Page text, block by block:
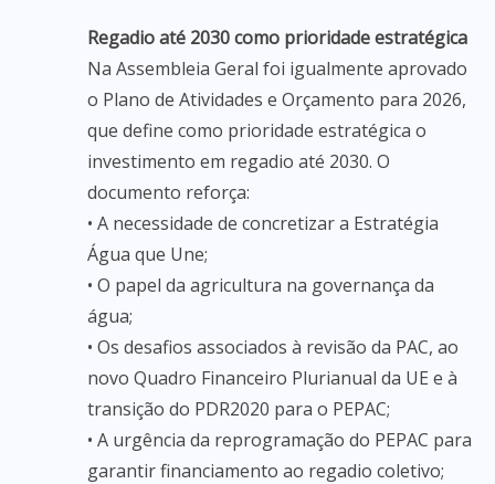
Regadio até 2030 como prioridade estratégica
Na Assembleia Geral foi igualmente aprovado
o Plano de Atividades e Orçamento para 2026,
que define como prioridade estratégica o
investimento em regadio até 2030. O
documento reforça:
• A necessidade de concretizar a Estratégia
Água que Une;
• O papel da agricultura na governança da
água;
• Os desafios associados à revisão da PAC, ao
novo Quadro Financeiro Plurianual da UE e à
transição do PDR2020 para o PEPAC;
• A urgência da reprogramação do PEPAC para
garantir financiamento ao regadio coletivo;